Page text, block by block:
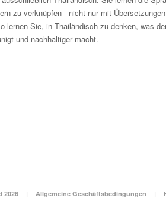
zu verknüpfen - nicht nur mit
lernen Sie, in Thailändisch zu denken, was
und nachhaltiger macht.
2026 | Allgemeine Geschäftsbedingungen |